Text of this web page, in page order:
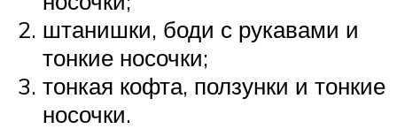
штанишки, боди с рукавами и
тонкие носочки;
тонкая кофта, ползунки и тонкие
носочки.